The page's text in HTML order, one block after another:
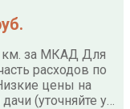
км. за МКАД Для
расходов по
цены на
(уточняйте у…